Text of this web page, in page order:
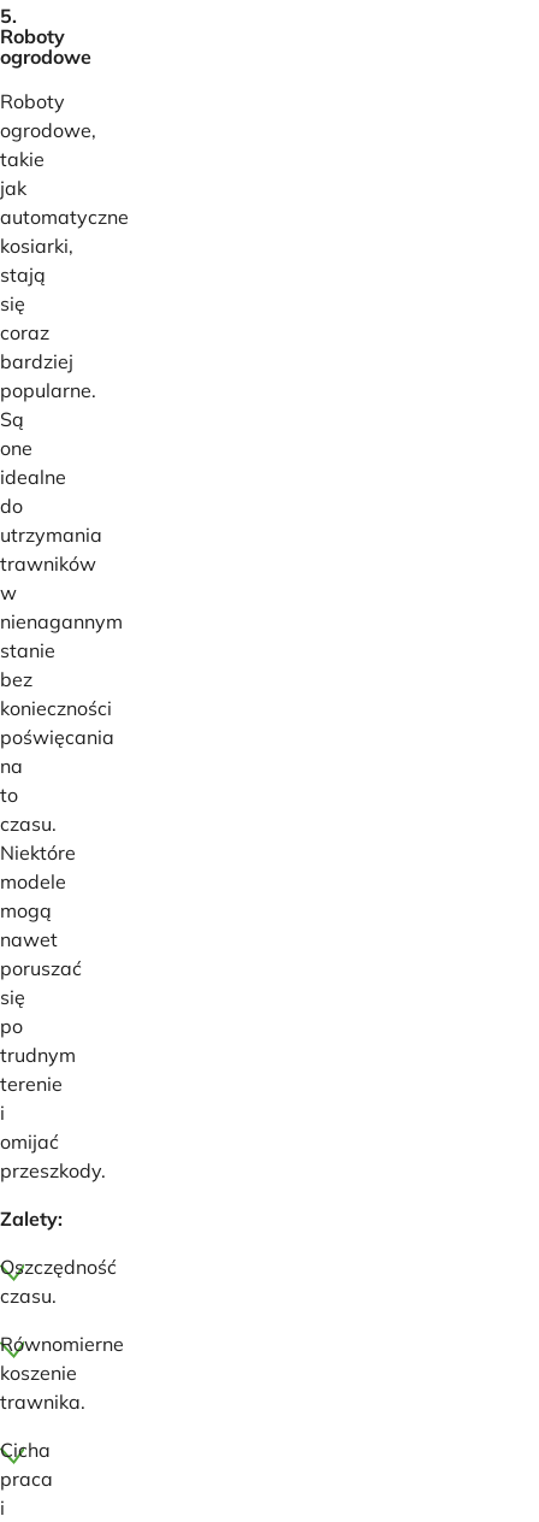
5.
Roboty
ogrodowe
Roboty
ogrodowe,
takie
jak
automatyczne
kosiarki,
stają
się
coraz
bardziej
popularne.
Są
one
idealne
do
utrzymania
trawników
w
nienagannym
stanie
bez
konieczności
poświęcania
na
to
czasu.
Niektóre
modele
mogą
nawet
poruszać
się
po
trudnym
terenie
i
omijać
przeszkody.
Zalety:
Oszczędność
czasu.
Równomierne
koszenie
trawnika.
Cicha
praca
i